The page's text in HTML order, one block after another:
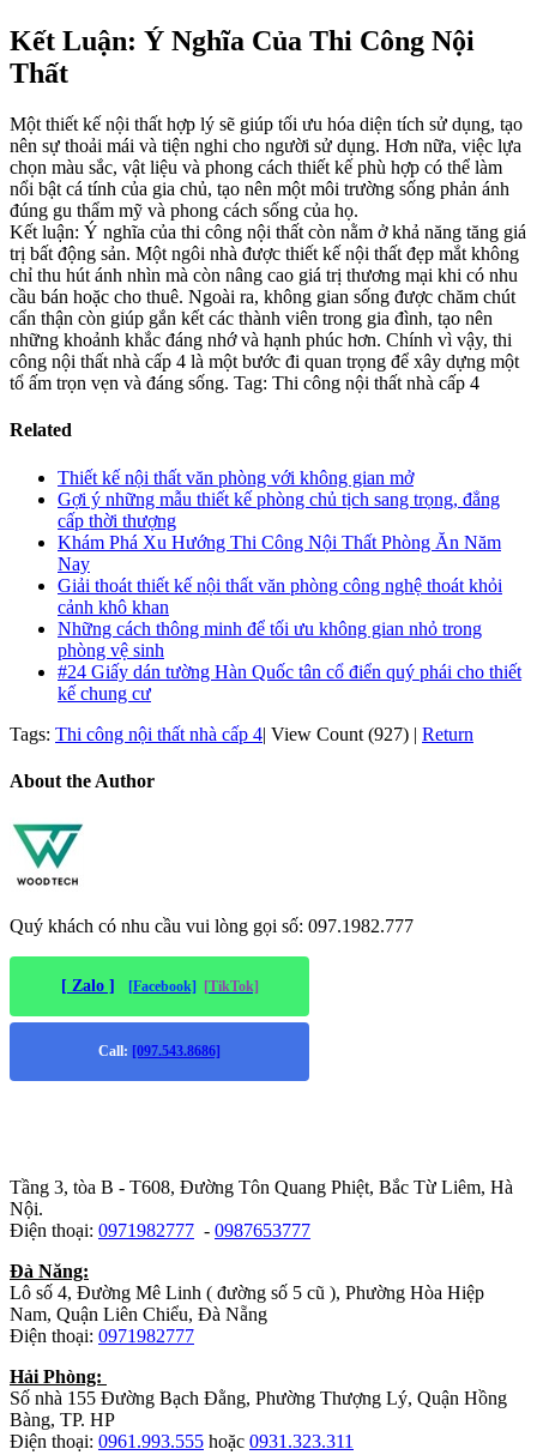
Kết Luận: Ý Nghĩa Của Thi Công Nội
Thất
Một thiết kế nội thất hợp lý sẽ giúp tối ưu hóa diện tích sử dụng, tạo
nên sự thoải mái và tiện nghi cho người sử dụng. Hơn nữa, việc lựa
chọn màu sắc, vật liệu và phong cách thiết kế phù hợp có thể làm
nổi bật cá tính của gia chủ, tạo nên một môi trường sống phản ánh
đúng gu thẩm mỹ và phong cách sống của họ.
Kết luận: Ý nghĩa của thi công nội thất còn nằm ở khả năng tăng giá
trị bất động sản. Một ngôi nhà được thiết kế nội thất đẹp mắt không
chỉ thu hút ánh nhìn mà còn nâng cao giá trị thương mại khi có nhu
cầu bán hoặc cho thuê. Ngoài ra, không gian sống được chăm chút
cẩn thận còn giúp gắn kết các thành viên trong gia đình, tạo nên
những khoảnh khắc đáng nhớ và hạnh phúc hơn. Chính vì vậy, thi
công nội thất nhà cấp 4 là một bước đi quan trọng để xây dựng một
tổ ấm trọn vẹn và đáng sống. Tag: Thi công nội thất nhà cấp 4
Related
Thiết kế nội thất văn phòng với không gian mở
Gợi ý những mẫu thiết kế phòng chủ tịch sang trọng, đẳng
cấp thời thượng
Khám Phá Xu Hướng Thi Công Nội Thất Phòng Ăn Năm
Nay
Giải thoát thiết kế nội thất văn phòng công nghệ thoát khỏi
cảnh khô khan
Những cách thông minh để tối ưu không gian nhỏ trong
phòng vệ sinh
#24 Giấy dán tường Hàn Quốc tân cổ điển quý phái cho thiết
kế chung cư
Tags: Thi công nội thất nhà cấp 4| View Count (927) | Return
About the Author
Quý khách có nhu cầu vui lòng gọi số: 097.1982.777
[ Zalo ] [Facebook] [TikTok]
Call: [097.543.8686]
Tầng 3, tòa B - T608, Đường Tôn Quang Phiệt, Bắc Từ Liêm, Hà
Nội.
Điện thoại: 0971982777 - 0987653777
Đà Năng:
Lô số 4, Đường Mê Linh ( đường số 5 cũ ), Phường Hòa Hiệp
Nam, Quận Liên Chiểu, Đà Nẵng
Điện thoại: 0971982777
Hải Phòng:
Số nhà 155 Đường Bạch Đằng, Phường Thượng Lý, Quận Hồng
Bàng, TP. HP
Điện thoại: 0961.993.555 hoặc 0931.323.311